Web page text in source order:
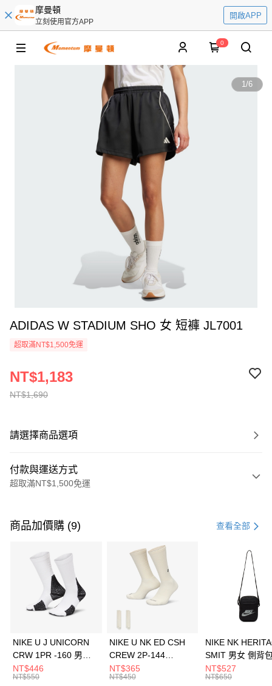
摩曼頓
立刻使用官方APP
開啟APP
0
1/6
ADIDAS W STADIUM SHO 女 短褲 JL7001
超取滿NT$1,500免運
NT$1,690
NT$1,183
請選擇商品選項
付款與運送方式
超取滿NT$1,500免運
信用卡一次付款
3 期 0 利率 每期 21家銀行
合作金庫商業銀行
第一商業銀行
華南商業銀行
彰化商業銀行
上海商業儲蓄銀行
元大商業銀行
Apple Pay
全盈+PAY
AFTEE先享後付
商品加價購 (9) 查看全部
NIKE U J UNICORN
CRW 1PR -160 男女
中統襪 FZ3393100
NT$446
NT$550
NIKE U NK ED CSH
CREW 2P-144
EMBRDY 男女 短統襪
FZ3073133
NT$365
NT$450
NIKE NK
SMIT 男女 側背
BA5871010
NT$527
NT$650